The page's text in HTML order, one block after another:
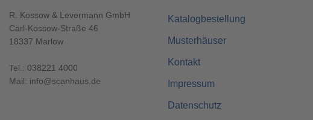
R. Kossow & Levermann GmbH
Carl-Kossow-Straße 46
18337 Marlow
Tel.: 038221 4000
Mail: info@scanhaus.de
Katalogbestellung
Musterhäuser
Kontakt
Impressum
Datenschutz